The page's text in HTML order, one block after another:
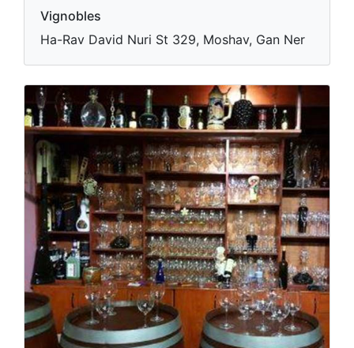
Vignobles
Ha-Rav David Nuri St 329, Moshav, Gan Ner